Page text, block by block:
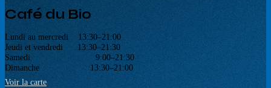
Café du Bio
Lundi au mercredi 13:30–21:00
Jeudi et vendredi 13:30–21:30
Samedi 9:00–21:30
Dimanche 13:30–21:00
Voir la carte